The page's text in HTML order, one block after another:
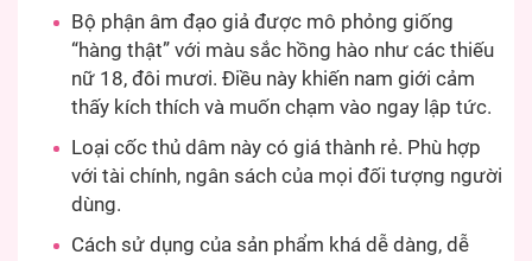
Bộ phận âm đạo giả được mô phỏng giống
“hàng thật” với màu sắc hồng hào như các thiếu
nữ 18, đôi mươi. Điều này khiến nam giới cảm
thấy kích thích và muốn chạm vào ngay lập tức.
Loại cốc thủ dâm này có giá thành rẻ. Phù hợp
với tài chính, ngân sách của mọi đối tượng người
dùng.
Cách sử dụng của sản phẩm khá dễ dàng, dễ